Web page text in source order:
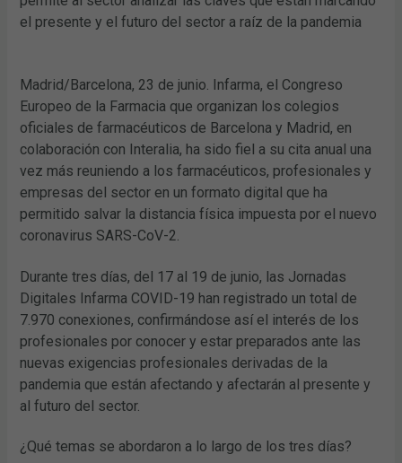
el presente y el futuro del sector a raíz de la pandemia
Madrid/Barcelona, 23 de junio. Infarma, el Congreso
Europeo de la Farmacia que organizan los colegios
oficiales de farmacéuticos de Barcelona y Madrid, en
colaboración con Interalia, ha sido fiel a su cita anual una
vez más reuniendo a los farmacéuticos, profesionales y
empresas del sector en un formato digital que ha
permitido salvar la distancia física impuesta por el nuevo
coronavirus SARS-CoV-2.
Durante tres días, del 17 al 19 de junio, las Jornadas
Digitales Infarma COVID-19 han registrado un total de
7.970 conexiones, confirmándose así el interés de los
profesionales por conocer y estar preparados ante las
nuevas exigencias profesionales derivadas de la
pandemia que están afectando y afectarán al presente y
al futuro del sector.
¿Qué temas se abordaron a lo largo de los tres días?